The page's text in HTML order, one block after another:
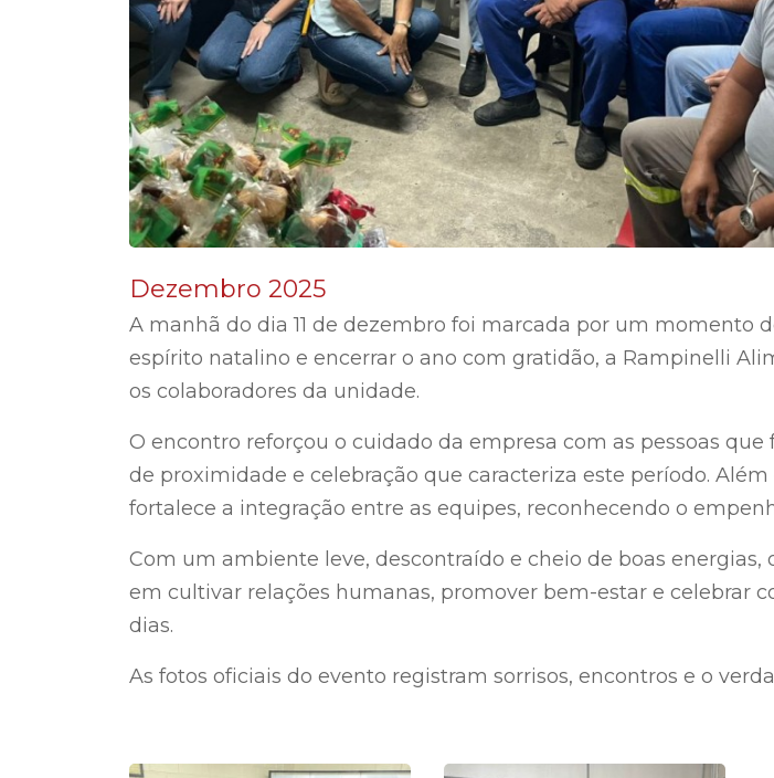
Dezembro 2025
A manhã do dia 11 de dezembro foi marcada por um momento
espírito natalino e encerrar o ano com gratidão, a Rampinelli
os colaboradores da unidade.
O encontro reforçou o cuidado da empresa com as pessoas
de proximidade e celebração que caracteriza este período.
fortalece a integração entre as equipes, reconhecendo o
Com um ambiente leve, descontraído e cheio de boas
em cultivar relações humanas, promover bem-estar e celebrar
dias.
As fotos oficiais do evento registram sorrisos, encontros e o